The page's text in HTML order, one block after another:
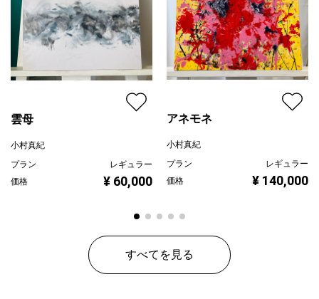
雲母
小村真紀
プラン
レギュラー
価格
¥ 60,000
アネモネ
小村真紀
プラン
レギュラー
価格
¥ 140,000
すべてを見る